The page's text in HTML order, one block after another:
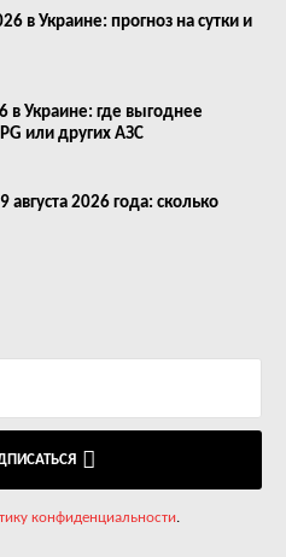
в Украине: прогноз на сутки и
в Украине: где выгоднее
или других АЗС
августа 2026 года: сколько
конфиденциальности.